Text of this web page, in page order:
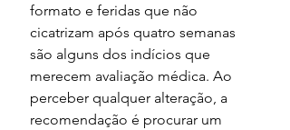
formato e feridas que não
cicatrizam após quatro semanas
são alguns dos indícios que
merecem avaliação médica. Ao
perceber qualquer alteração, a
recomendação é procurar um